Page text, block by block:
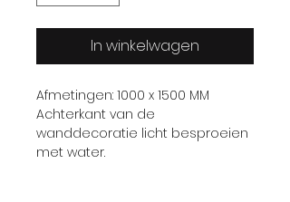
In winkelwagen
Afmetingen: 1000 x 1500 MM
Achterkant van de
wanddecoratie licht besproeien
met water.